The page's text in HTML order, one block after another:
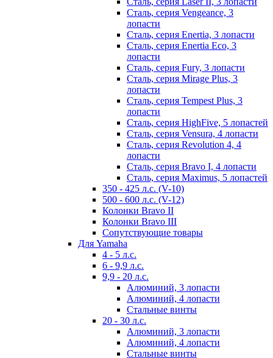
Сталь, серия Vengeance, 3
лопасти
Сталь, серия Enertia, 3 лопасти
Сталь, серия Enertia Eco, 3
лопасти
Сталь, серия Fury, 3 лопасти
Сталь, серия Mirage Plus, 3
лопасти
Сталь, серия Tempest Plus, 3
лопасти
Сталь, серия HighFive, 5 лопастей
Сталь, серия Vensura, 4 лопасти
Сталь, серия Revolution 4, 4
лопасти
Сталь, серия Bravo I, 4 лопасти
Сталь, серия Maximus, 5 лопастей
350 - 425 л.с. (V-10)
500 - 600 л.с. (V-12)
Колонки Bravo II
Колонки Bravo III
Сопутствующие товары
Для Yamaha
4 - 5 л.с.
6 - 9,9 л.с.
9,9 - 20 л.с.
Алюминий, 3 лопасти
Алюминий, 4 лопасти
Стальные винты
20 - 30 л.с.
Алюминий, 3 лопасти
Алюминий, 4 лопасти
Стальные винты